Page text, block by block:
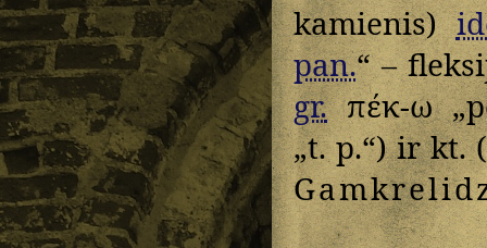
kamienis)
pan.“ –
gr. πέκ-ω
„t. p.“) ir kt. (